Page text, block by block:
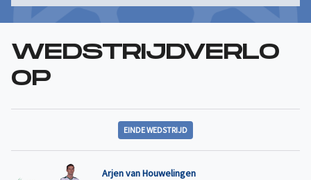
WEDSTRIJDVERLO
OP
EINDE WEDSTRIJD
Arjen van Houwelingen